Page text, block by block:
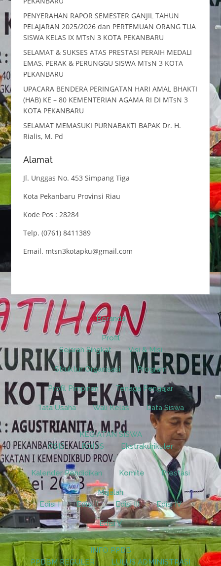
PENYERAHAN RAPOR SEMESTER GANJIL TAHUN
PELAJARAN 2025/2026 dan PERTEMUAN ORANG TUA
SISWA KELAS IX MTsN 3 KOTA PEKANBARU
SELAMAT & SUKSES ATAS PRESTASI PERAIH MEDALI
EMAS, PERAK & PERUNGGU SISWA MTsN 3 KOTA
PEKANBARU
UPACARA BENDERA PERINGATAN HARI AMAL BHAKTI
(HAB) KE – 80 KEMENTERIAN AGAMA RI DI MTsN 3
KOTA PEKANBARU
SELAMAT MEMASUKI PURNABAKTI BAPAK Dr. H.
Rialis, M. Pd
Alamat
Jl. Unggas No. 453 Simpang Tiga
Kota Pekanbaru Provinsi Riau
Kode Pos : 28284
Telp. (0761) 8411389
Email. mtsn3kotapku@gmail.com
Beranda
Profil
Sejarah Singkat
Visi & Misi
Struktur Organisasi Program
Profil Pimpinan Tenaga Pengajar
Tata Usaha Wali Kelas Data Siswa
KEGIATAN SISWA
OSIS
ROHIS Ekstrakurikuler
Kalender Pendidikan Komite Prestasi
Majalah
Edisi I
Edisi II Edisi III Edisi IV
Edisi V
INFO PPDB
PPDBM REGULER
LULUS ADMINISTRASI